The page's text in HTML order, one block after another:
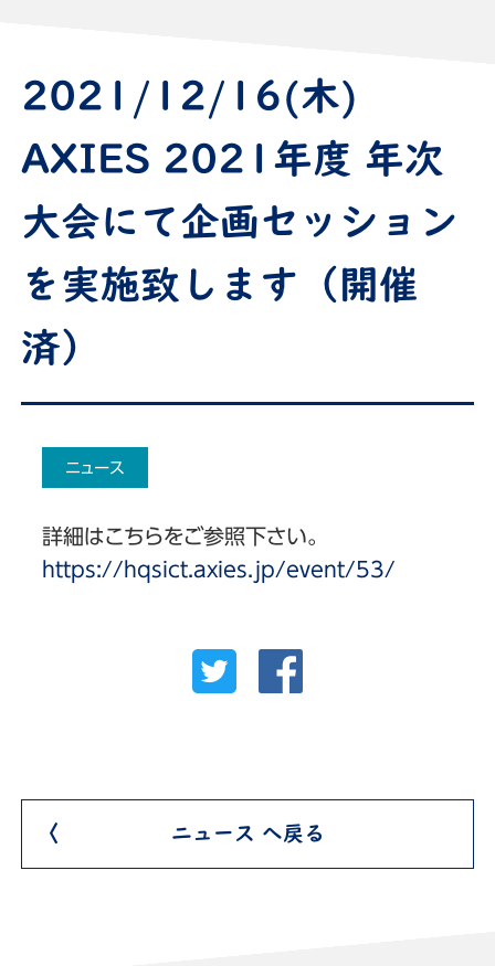
2021/12/16(木)
AXIES 2021年度 年次
大会にて企画セッション
を実施致します（開催
済）
ニュース
詳細はこちらをご参照下さい。
https://hqsict.axies.jp/event/53/
ニュース へ戻る